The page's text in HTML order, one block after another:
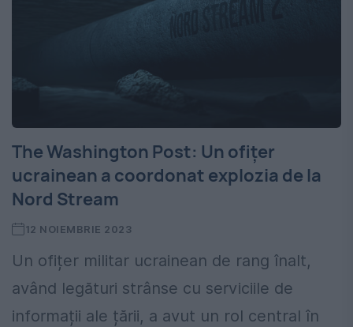
The Washington Post: Un ofițer
ucrainean a coordonat explozia de la
Nord Stream
12 NOIEMBRIE 2023
Un ofițer militar ucrainean de rang înalt,
având legături strânse cu serviciile de
informații ale țării, a avut un rol central în